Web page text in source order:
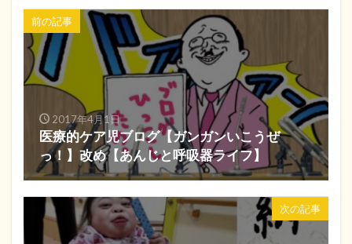
前の記事
2017年4月1日
医療的ケア児ブログ【ガンガンいこうぜ
っ！】改め【あんじと呼吸器ライフ】
次の記事